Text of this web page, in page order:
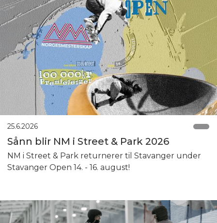
25.6.2026
Sånn blir NM i Street & Park 2026
NM i Street & Park returnerer til Stavanger under
Stavanger Open 14. - 16. august!